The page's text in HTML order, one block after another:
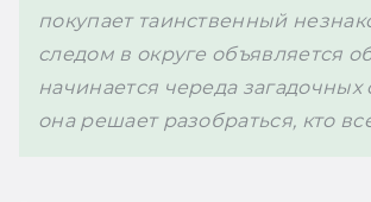
покупает таинственный
следом в округе объявляется
начинается череда загадочных
она решает разобраться, кто